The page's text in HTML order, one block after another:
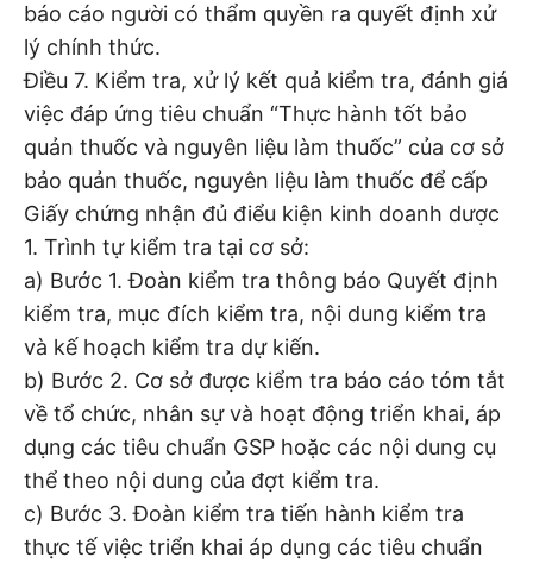
báo cáo người có thẩm quyền ra quyết định xử
lý chính thức.
Điều 7. Kiểm tra, xử lý kết quả kiểm tra, đánh giá
việc đáp ứng tiêu chuẩn “Thực hành tốt bảo
quản thuốc và nguyên liệu làm thuốc” của cơ sở
bảo quản thuốc, nguyên liệu làm thuốc để cấp
Giấy chứng nhận đủ điểu kiện kinh doanh dược
1. Trình tự kiểm tra tại cơ sở:
a) Bước 1. Đoàn kiểm tra thông báo Quyết định
kiểm tra, mục đích kiểm tra, nội dung kiểm tra
và kế hoạch kiểm tra dự kiến.
b) Bước 2. Cơ sở được kiểm tra báo cáo tóm tắt
về tổ chức, nhân sự và hoạt động triển khai, áp
dụng các tiêu chuẩn GSP hoặc các nội dung cụ
thể theo nội dung của đợt kiểm tra.
c) Bước 3. Đoàn kiểm tra tiến hành kiểm tra
thực tế việc triển khai áp dụng các tiêu chuẩn